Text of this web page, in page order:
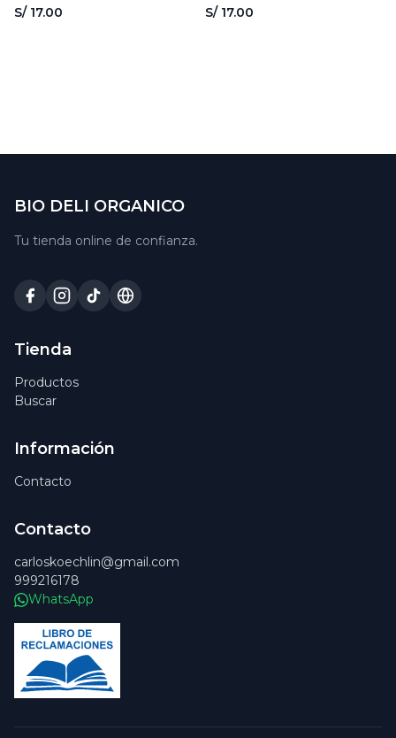
NATURANDES
S/ 17.00
S/ 17.00
BIO DELI ORGANICO
Tu tienda online de confianza.
Tienda
Productos
Buscar
Información
Contacto
Contacto
carloskoechlin@gmail.com
999216178
WhatsApp